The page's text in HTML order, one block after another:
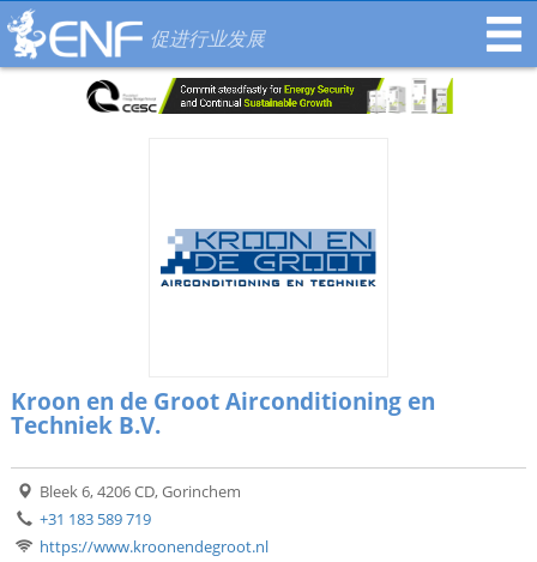
促进行业发展
Kroon en de Groot Airconditioning en
Techniek B.V.
Bleek 6, 4206 CD, Gorinchem
+31 183 589 719
https://www.kroonendegroot.nl